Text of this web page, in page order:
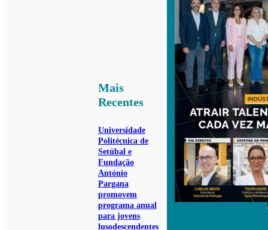
Mais
Recentes
Universidade
Politécnica de
Setúbal e
Fundação
António
Pargana
promovem
programa anual
para jovens
lusodescendentes